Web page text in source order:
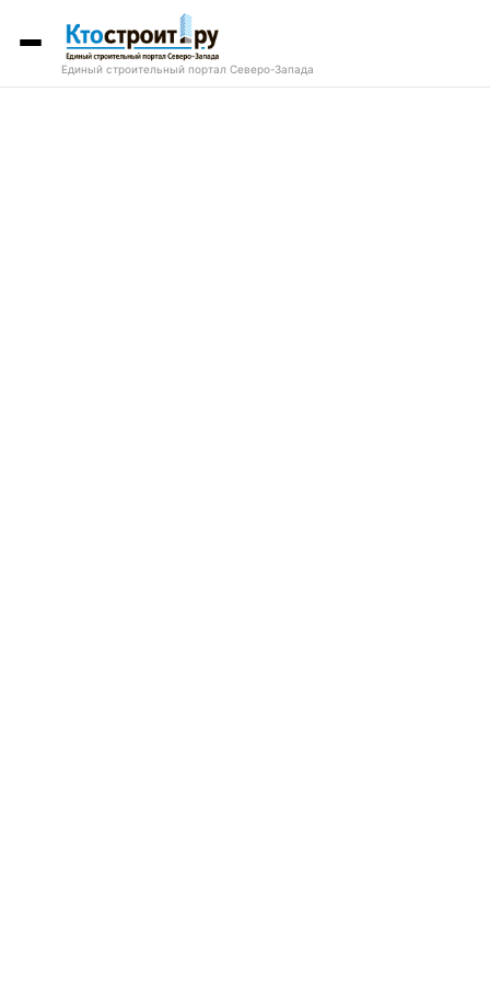
Единый строительный портал Северо-Запада